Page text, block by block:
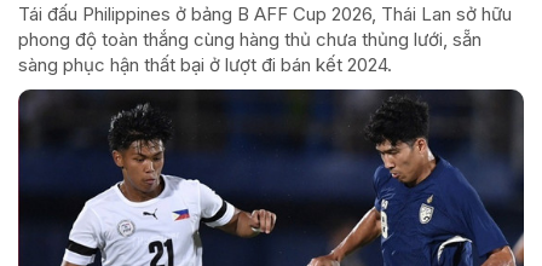
Tái đấu Philippines ở bảng B AFF Cup 2026, Thái Lan sở hữu
phong độ toàn thắng cùng hàng thủ chưa thủng lưới, sẵn
sàng phục hận thất bại ở lượt đi bán kết 2024.